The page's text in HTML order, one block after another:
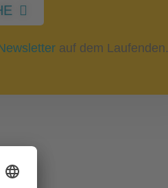
auf dem Laufenden.